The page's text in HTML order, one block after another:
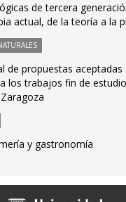
de tercera
actual, de la teoría a la
de propuestas aceptadas
los trabajos fin de
y gastronomía